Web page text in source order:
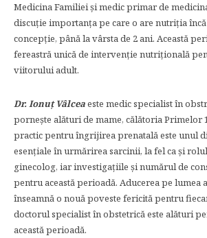
Medicina Familiei şi medic primar de
discuţie importanţa pe care o are nutriţia încă
concepţie, până la vârsta de 2 ani. Această
fereastră unică de intervenţie nutriţională
viitorului adult.
Dr. Ionuţ Vâlceaeste medic specialist în
porneşte alături de mame, călătoria Primelor
practic pentru îngrijirea prenatală este unul
esenţiale în urmărirea sarcinii, la fel ca şi
ginecolog, iar investigaţiile şi numărul de
pentru această perioadă. Aducerea pe lumea
înseamnă o nouă poveste fericită pentru
doctorul specialist în obstetrică este alături
această perioadă.